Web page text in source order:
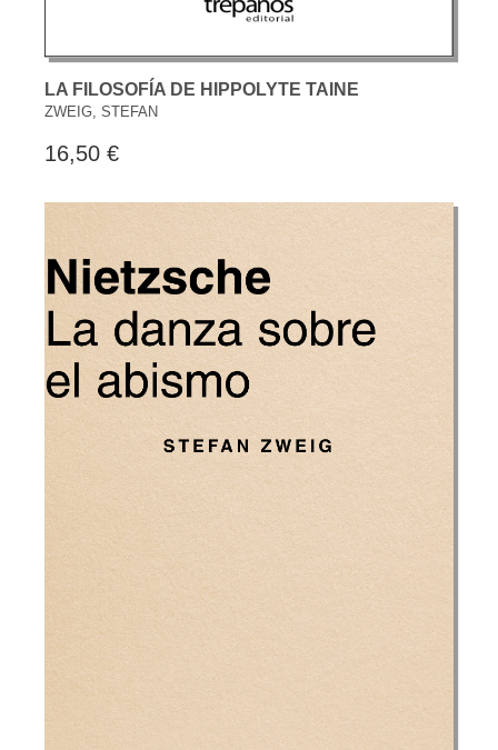
LA FILOSOFÍA DE HIPPOLYTE TAINE
ZWEIG, STEFAN
16,50 €